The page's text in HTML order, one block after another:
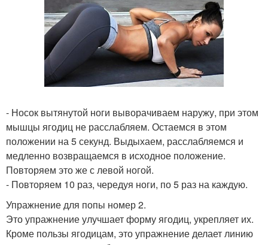
- Носок вытянутой ноги выворачиваем наружу, при этом
мышцы ягодиц не расслабляем. Остаемся в этом
положении на 5 секунд. Выдыхаем, расслабляемся и
медленно возвращаемся в исходное положение.
Повторяем это же с левой ногой.
- Повторяем 10 раз, чередуя ноги, по 5 раз на каждую.
Упражнение для попы номер 2.
Это упражнение улучшает форму ягодиц, укрепляет их.
Кроме пользы ягодицам, это упражнение делает линию